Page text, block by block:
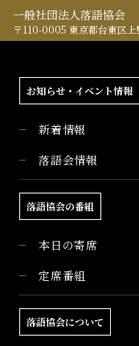
一般社団法人落語協会
〒110-0005 東京都台東区上
お知らせ・イベント情報
新着情報
落語会情報
落語協会の番組
本日の寄席
定席番組
落語協会について